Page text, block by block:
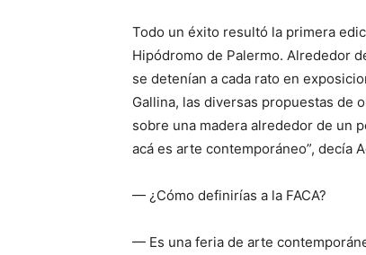
Todo un éxito resultó la primera
Hipódromo de Palermo. Alrededor
se detenían a cada rato en
Gallina, las diversas propuestas de
sobre una madera alrededor de un
acá es arte contemporáneo”, decía
— ¿Cómo definirías a la FACA?
— Es una feria de arte